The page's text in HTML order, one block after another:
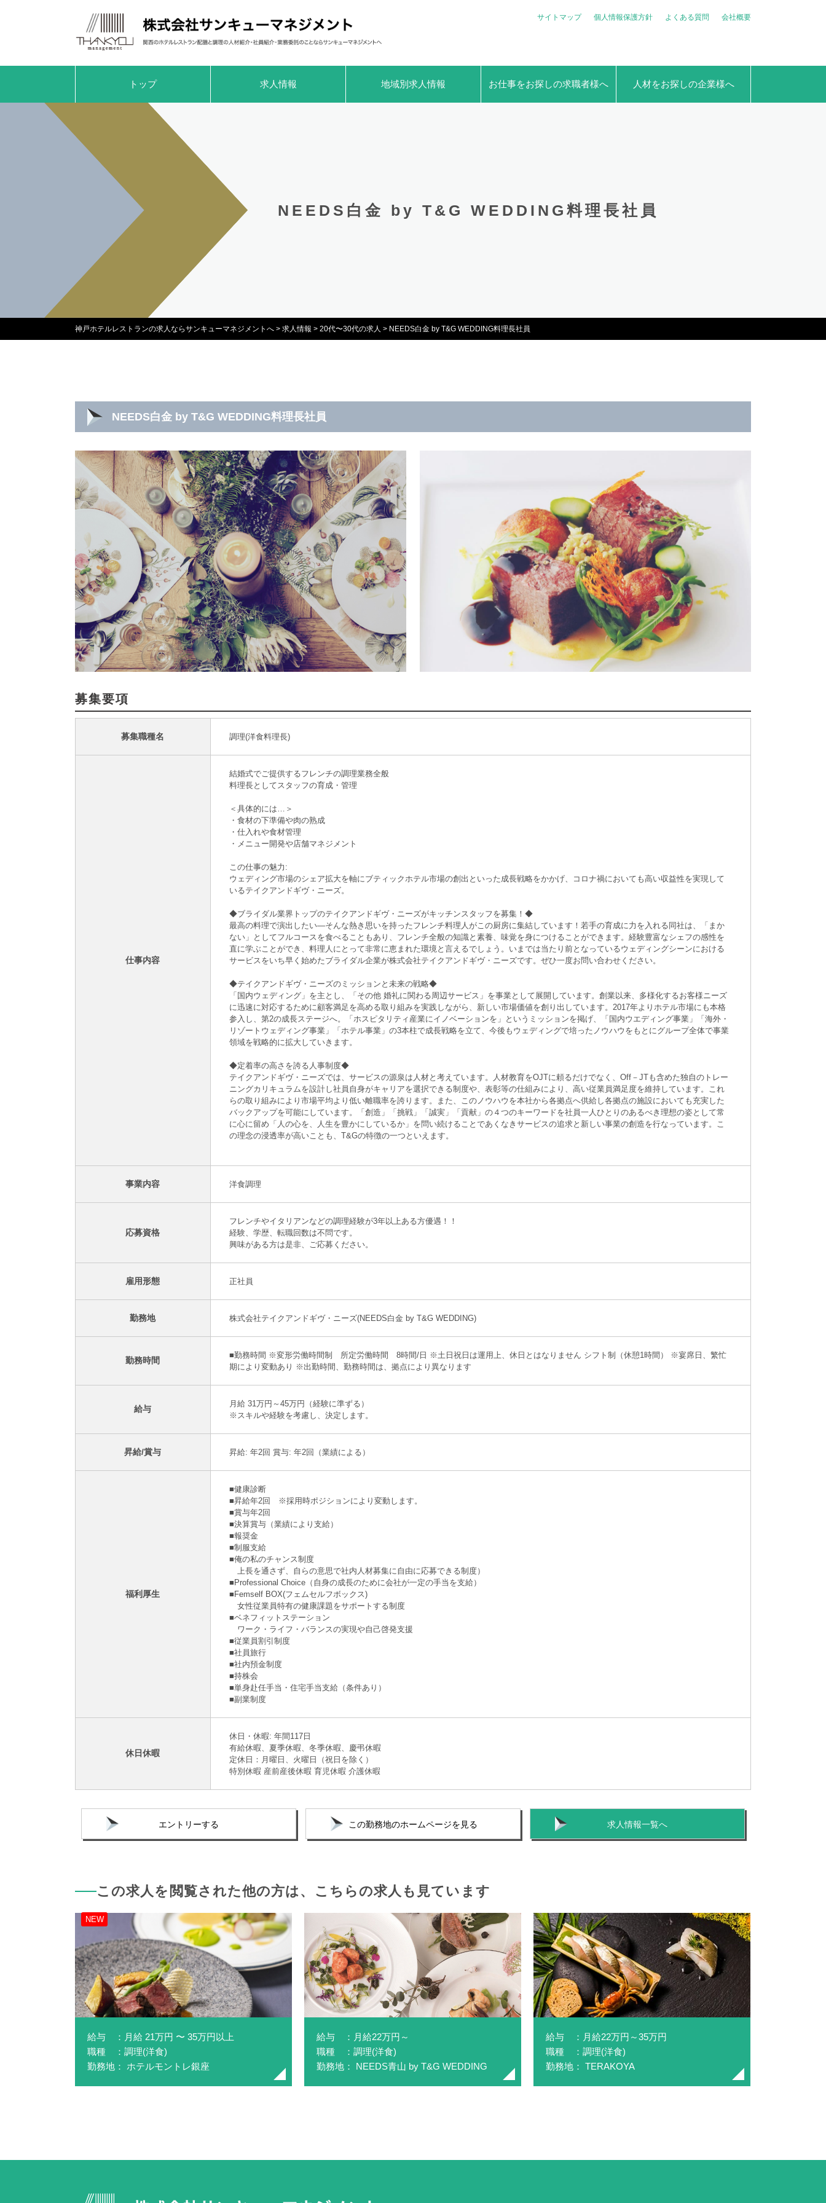
サイトマップ 個人情報保護方針 よくある質問 会社概要
トップ 求人情報 地域別求人情報 お仕事をお探しの求職者様へ 人材をお探しの企業様へ
NEEDS白金 by T&G WEDDING料理長社員
神戸ホテルレストランの求人ならサンキューマネジメントへ > 求人情報 > 20代〜30代の求人 > NEEDS白金 by T&G WEDDING料理長社員
NEEDS白金 by T&G WEDDING料理長社員
募集要項
募集職種名 調理(洋食料理長)
仕事内容
結婚式でご提供するフレンチの調理業務全般
料理長としてスタッフの育成・管理
＜具体的には…＞
・食材の下準備や肉の熟成
・仕入れや食材管理
・メニュー開発や店舗マネジメント
この仕事の魅力:
ウェディング市場のシェア拡大を軸にブティックホテル市場の創出といった成長戦略をかかげ、コロナ禍においても高い収益性を実現して
いるテイクアンドギヴ・ニーズ。
◆ブライダル業界トップのテイクアンドギヴ・ニーズがキッチンスタッフを募集！◆
最高の料理で演出したい―そんな熱き思いを持ったフレンチ料理人がこの厨房に集結しています！若手の育成に力を入れる同社は、「まか
ない」としてフルコースを食べることもあり、フレンチ全般の知識と素養、味覚を身につけることができます。経験豊富なシェフの感性を
直に学ぶことができ、料理人にとって非常に恵まれた環境と言えるでしょう。いまでは当たり前となっているウェディングシーンにおける
サービスをいち早く始めたブライダル企業が株式会社テイクアンドギヴ・ニーズです。ぜひ一度お問い合わせください。
◆テイクアンドギヴ・ニーズのミッションと未来の戦略◆
「国内ウェディング」を主とし、「その他 婚礼に関わる周辺サービス」を事業として展開しています。創業以来、多様化するお客様ニーズ
に迅速に対応するために顧客満足を高める取り組みを実践しながら、新しい市場価値を創り出しています。2017年よりホテル市場にも本格
参入し、第2の成長ステージへ。「ホスピタリティ産業にイノベーションを」というミッションを掲げ、「国内ウエディング事業」「海外・
リゾートウェディング事業」「ホテル事業」の3本柱で成長戦略を立て、今後もウェディングで培ったノウハウをもとにグループ全体で事業
領域を戦略的に拡大していきます。
◆定着率の高さを誇る人事制度◆
テイクアンドギヴ・ニーズでは、サービスの源泉は人材と考えています。人材教育をOJTに頼るだけでなく、Off－JTも含めた独自のトレー
ニングカリキュラムを設計し社員自身がキャリアを選択できる制度や、表彰等の仕組みにより、高い従業員満足度を維持しています。これ
らの取り組みにより市場平均より低い離職率を誇ります。また、このノウハウを本社から各拠点へ供給し各拠点の施設においても充実した
バックアップを可能にしています。「創造」「挑戦」「誠実」「貢献」の４つのキーワードを社員一人ひとりのあるべき理想の姿として常
に心に留め「人の心を、人生を豊かにしているか」を問い続けることであくなきサービスの追求と新しい事業の創造を行なっています。こ
の理念の浸透率が高いことも、T&Gの特徴の一つといえます。
事業内容 洋食調理
応募資格
フレンチやイタリアンなどの調理経験が3年以上ある方優遇！！
経験、学歴、転職回数は不問です。
興味がある方は是非、ご応募ください。
雇用形態 正社員
勤務地 株式会社テイクアンドギヴ・ニーズ(NEEDS白金 by T&G WEDDING)
勤務時間
■勤務時間 ※変形労働時間制 所定労働時間 8時間/日 ※土日祝日は運用上、休日とはなりません シフト制（休憩1時間） ※宴席日、繁忙
期により変動あり ※出勤時間、勤務時間は、拠点により異なります
給与
月給 31万円～45万円（経験に準ずる）
※スキルや経験を考慮し、決定します。
昇給/賞与 昇給: 年2回 賞与: 年2回（業績による）
福利厚生
■健康診断
■昇給年2回 ※採⽤時ポジションにより変動します。
■賞与年2回
■決算賞与（業績により⽀給）
■報奨⾦
■制服支給
■俺の私のチャンス制度
上長を通さず、自らの意思で社内人材募集に自由に応募できる制度）
■Professional Choice（自身の成長のために会社が⼀定の手当を支給）
■Femself BOX(フェムセルフボックス)
女性従業員特有の健康課題をサポートする制度
■ベネフィットステーション
ワーク・ライフ・バランスの実現や自己啓発支援
■従業員割引制度
■社員旅⾏
■社内預⾦制度
■持株会
■単身赴任手当・住宅手当支給（条件あり）
■副業制度
休日休暇
休日・休暇: 年間117日
有給休暇、夏季休暇、冬季休暇、慶弔休暇
定休日：月曜日、火曜日（祝日を除く）
特別休暇 産前産後休暇 育児休暇 介護休暇
エントリーする この勤務地のホームページを見る 求人情報一覧へ
この求人を閲覧された他の方は、 こちらの求人も見ています
NEW
給与 ：月給 21万円 〜 35万円以上
職種 ：調理(洋食)
勤務地： ホテルモントレ銀座
給与 ：月給22万円～
職種 ：調理(洋食)
勤務地： NEEDS青山 by T&G WEDDING
給与 ：月給22万円～35万円
職種 ：調理(洋食)
勤務地： TERAKOYA